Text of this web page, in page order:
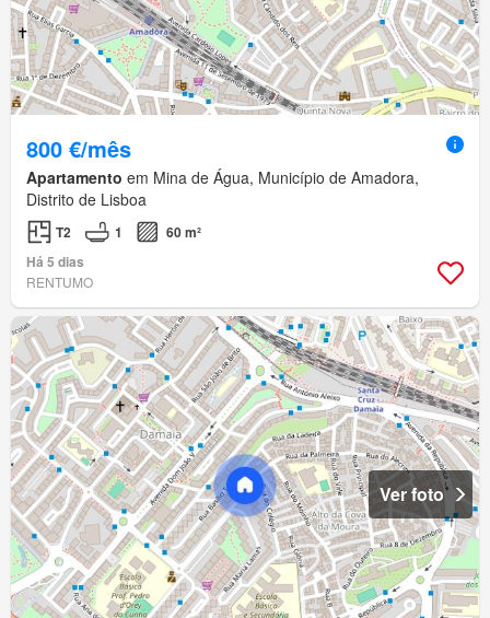
800 €/mês
Apartamento em Mina de Água, Município de Amadora,
Distrito de Lisboa
T2 1
60 m²
Há 5 dias
RENTUMO
Ver foto